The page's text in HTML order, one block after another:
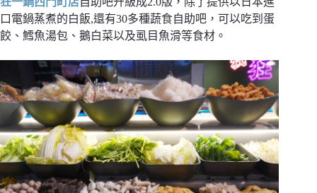
口電鍋蒸煮的白飯,還有30多種蔬食自助吧，可以吃到蛋
餃、鱈魚湯包、鵝白菜以及虱目魚滑等食材。